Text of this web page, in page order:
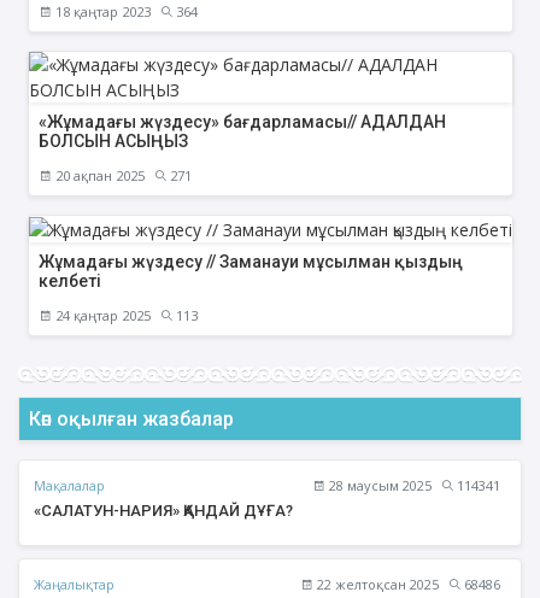
18 қаңтар 2023 364
«Жұмадағы жүздесу» бағдарламасы// АДАЛДАН
БОЛСЫН АСЫҢЫЗ
20 ақпан 2025 271
Жұмадағы жүздесу // Заманауи мұсылман қыздың
келбеті
24 қаңтар 2025 113
Көп оқылған жазбалар
Мақалалар 28 маусым 2025
114341
«САЛАТУН-НАРИЯ» ҚАНДАЙ ДҰҒА?
Жаңалықтар 22 желтоқсан 2025
68486